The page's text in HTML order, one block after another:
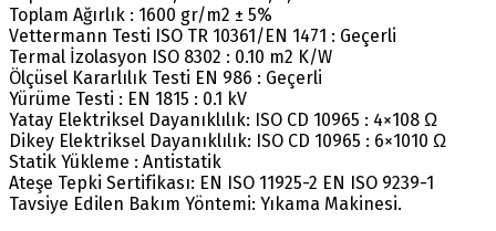
Toplam Ağırlık : 1600 gr/m2 ± 5%
Vettermann Testi ISO TR 10361/EN 1471 : Geçerli
Termal İzolasyon ISO 8302 : 0.10 m2 K/W
Ölçüsel Kararlılık Testi EN 986 : Geçerli
Yürüme Testi : EN 1815 : 0.1 kV
Yatay Elektriksel Dayanıklılık: ISO CD 10965 : 4×108 Ω
Dikey Elektriksel Dayanıklılık: ISO CD 10965 : 6×1010 Ω
Statik Yükleme : Antistatik
Ateşe Tepki Sertifikası: EN ISO 11925-2 EN ISO 9239-1
Tavsiye Edilen Bakım Yöntemi: Yıkama Makinesi.